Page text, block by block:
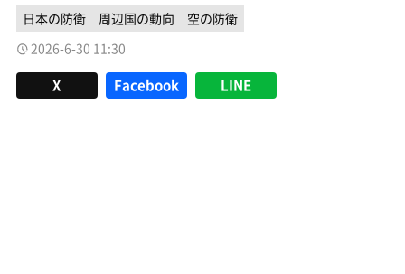
日本の防衛 周辺国の動向
空の防衛
2026-6-30 11:30
X Facebook LINE